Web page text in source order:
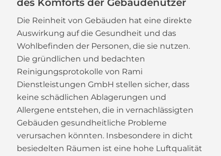
des Komforts der Gebäudenutzer
Die Reinheit von Gebäuden hat eine direkte
Auswirkung auf die Gesundheit und das
Wohlbefinden der Personen, die sie nutzen.
Die gründlichen und bedachten
Reinigungsprotokolle von Rami
Dienstleistungen GmbH stellen sicher, dass
keine schädlichen Ablagerungen und
Allergene entstehen, die in vernachlässigten
Gebäuden gesundheitliche Probleme
verursachen könnten. Insbesondere in dicht
besiedelten Räumen ist eine hohe Luftqualität